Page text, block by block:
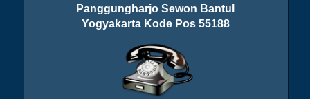
Panggungharjo Sewon Bantul
Yogyakarta Kode Pos 55188